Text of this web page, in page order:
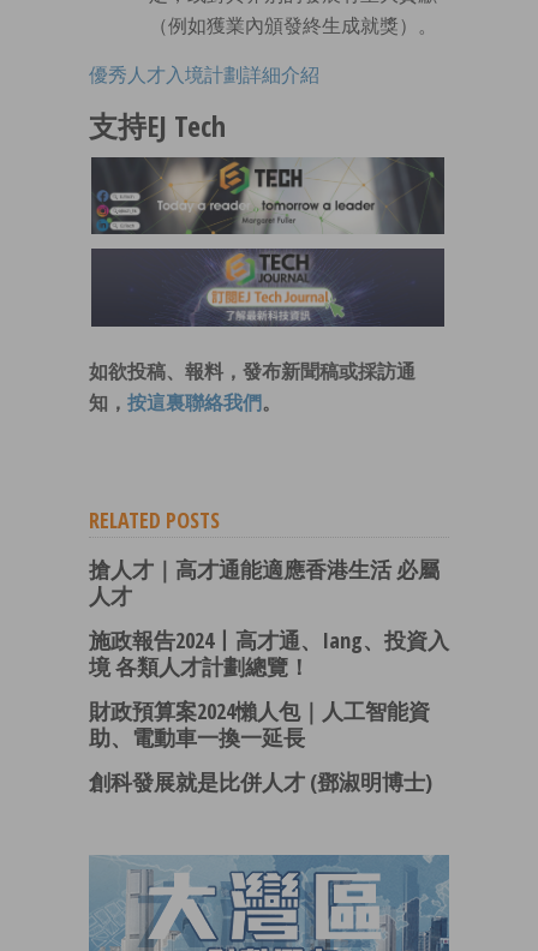
（例如獲業內頒發終生成就獎）。
優秀人才入境計劃詳細介紹
支持EJ Tech
如欲投稿、報料，發布新聞稿或採訪通
知， 按這裏聯絡我們 。
RELATED POSTS
搶人才｜高才通能適應香港生活 必屬
人才
施政報告2024丨高才通、iang、投資入
境 各類人才計劃總覽！
財政預算案2024懶人包｜人工智能資
助、電動車一換一延長
創科發展就是比併人才 (鄧淑明博士)